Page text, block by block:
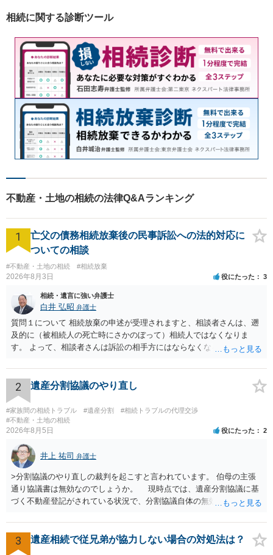
相続に関する診断ツール
不動産・土地の相続の法律Q&Aランキング
1
亡父の債務相続放棄後の民事訴訟への法的対応に
ついての相談
#不動産・土地の相続 #相続放棄
2026年8月3日 役にたった 3
相続・遺言に強い弁護士
白井 弘昭 弁護士
質問１について 相続放棄の申述が受理されますと、相談者さんは、遡
及的に（被相続人の死亡時にさかのぼって）相続人ではなくなりま
す。 よって、相談者さんは訴訟の相手方にはならなくなるので（明け
理証明を家庭裁判所で取得し、コピーを答弁書に添えて裁判所に提出
してください。 質問２について 請求棄却を求める答弁書を提出すれ
ば、第１回期日は出席する必要がありません。その日は差支え（用事
があり出席できない）との記載で十分です。 質問３について 弁護士で
はないので、ｍｉｎｔｓでの提出の必要は無いと思います。郵送（期
限までに届けばよい）で十分です。 詳細は、書面記載の裁判所書記官
にお問い合わせください。 以上、ご参考まで。
2 遺産分割協議のやり直し
#家族間の相続トラブル #遺産分割
#相続トラブルの代理交渉
#不動産・土地の相続
2026年8月5日 役にたった 2
井上 祐司 弁護士
>分割協議のやり直しの裁判を起こすと言われています。 伯母の主張
通り協議書は無効なのでしょうか。 現時点では、遺産分割協議に基
づく不動産登記がされている状況で、分割協議自体の無効を裁判所が
方の訴訟の主張及び立証次第ですが、 ・御祖母様の認知能力に関する
医師の意見書、筆跡鑑定 が提出されればその効力が否定される可能性
はありますが、 ・伯母様自身が分割協議に加わっていること ・御祖母
3 遺産相続で従兄弟が協力しない場合の対処法は？